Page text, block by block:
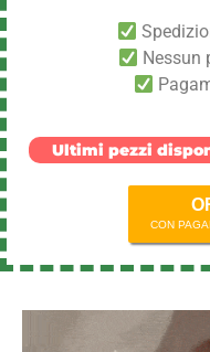
Nessun
Ultimi pezzi
CON